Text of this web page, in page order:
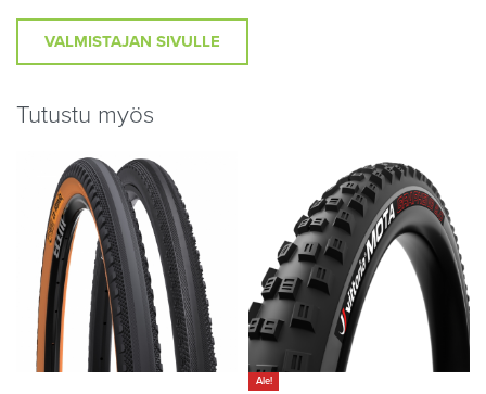
VALMISTAJAN SIVULLE
Tutustu myös
Ale!